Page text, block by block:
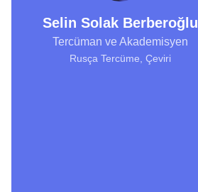
Selin Solak Berberoğlu
Tercüman ve Akademisyen
Rusça Tercüme, Çeviri